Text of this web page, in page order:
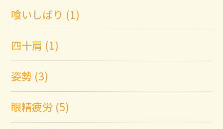
喰いしばり (1)
四十肩 (1)
姿勢 (3)
眼精疲労 (5)